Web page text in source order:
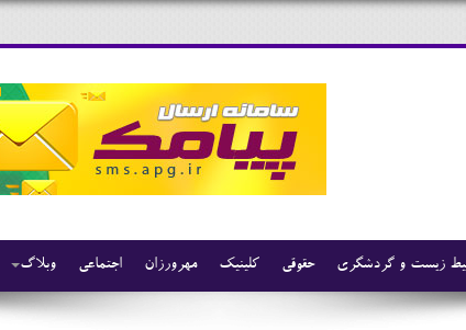
وبلاگ اجتماعی مهرورزان کلینیک حقوقی زیست و گردشگری